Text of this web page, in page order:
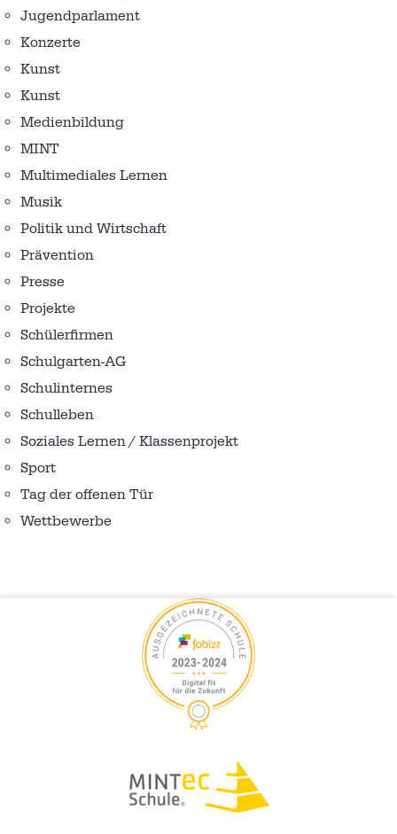
Jugendparlament
Konzerte
Kunst
Kunst
Medienbildung
MINT
Multimediales Lernen
Musik
Politik und Wirtschaft
Prävention
Presse
Projekte
Schülerfirmen
Schulgarten-AG
Schulinternes
Schulleben
Soziales Lernen / Klassenprojekt
Sport
Tag der offenen Tür
Wettbewerbe